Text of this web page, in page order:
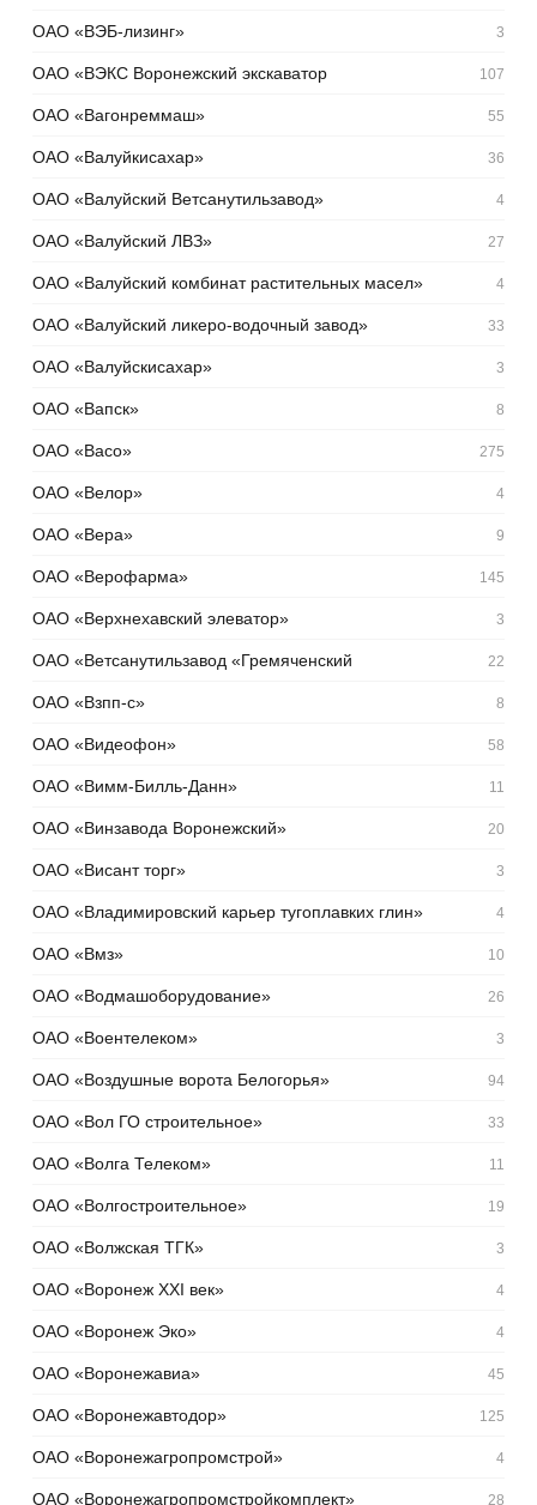
ОАО «ВЭБ-лизинг» 3
ОАО «ВЭКС Воронежский экскаватор 107
ОАО «Вагонреммаш» 55
ОАО «Валуйкисахар» 36
ОАО «Валуйский Ветсанутильзавод» 4
ОАО «Валуйский ЛВЗ» 27
ОАО «Валуйский комбинат растительных масел» 4
ОАО «Валуйский ликеро-водочный завод» 33
ОАО «Валуйскисахар» 3
ОАО «Вапск» 8
ОАО «Васо» 275
ОАО «Велор» 4
ОАО «Вера» 9
ОАО «Верофарма» 145
ОАО «Верхнехавский элеватор» 3
ОАО «Ветсанутильзавод «Гремяченский 22
ОАО «Взпп-с» 8
ОАО «Видеофон» 58
ОАО «Вимм-Билль-Данн» 11
ОАО «Винзавода Воронежский» 20
ОАО «Висант торг» 3
ОАО «Владимировский карьер тугоплавких глин» 4
ОАО «Вмз» 10
ОАО «Водмашоборудование» 26
ОАО «Воентелеком» 3
ОАО «Воздушные ворота Белогорья» 94
ОАО «Вол ГО строительное» 33
ОАО «Волга Телеком» 11
ОАО «Волгостроительное» 19
ОАО «Волжская ТГК» 3
ОАО «Воронеж XXI век» 4
ОАО «Воронеж Эко» 4
ОАО «Воронежавиа» 45
ОАО «Воронежавтодор» 125
ОАО «Воронежагропромстрой» 4
ОАО «Воронежагропромстройкомплект» 28